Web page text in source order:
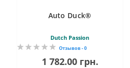
Auto Duck®
Dutch Passion
Отзывов - 0
1 782.00 грн.